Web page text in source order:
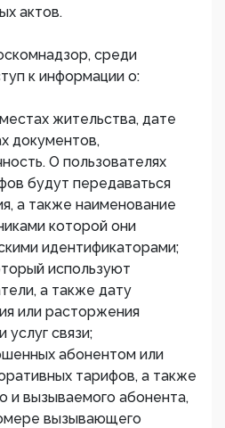
актов.
среди
к информации о:
жительства, дате
документов,
О пользователях
будут передаваться
а также наименование
которой они
идентификаторами;
используют
а также дату
или расторжения
услуг связи;
абонентом или
тарифов, а также
вызываемого абонента,
вызывающего